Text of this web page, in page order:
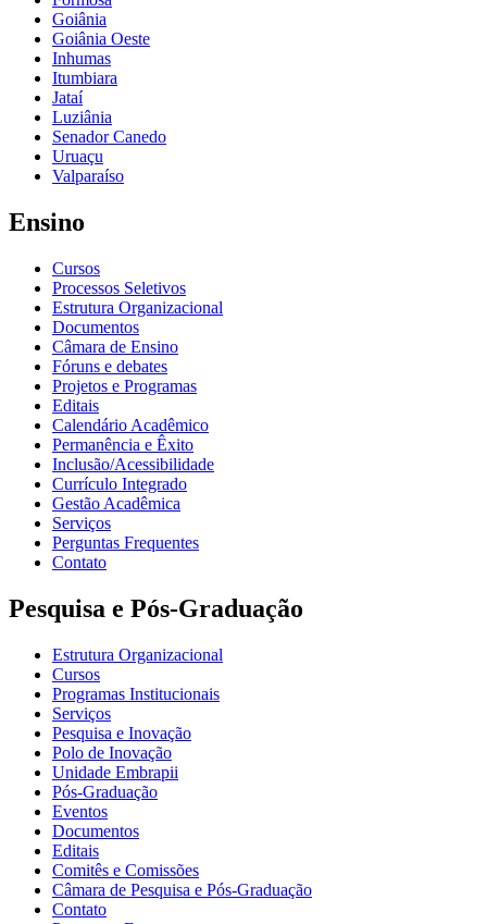
Goiânia
Goiânia Oeste
Inhumas
Itumbiara
Jataí
Luziânia
Senador Canedo
Uruaçu
Valparaíso
Ensino
Cursos
Processos Seletivos
Estrutura Organizacional
Documentos
Câmara de Ensino
Fóruns e debates
Projetos e Programas
Editais
Calendário Acadêmico
Permanência e Êxito
Inclusão/Acessibilidade
Currículo Integrado
Gestão Acadêmica
Serviços
Perguntas Frequentes
Contato
Pesquisa e Pós-Graduação
Estrutura Organizacional
Cursos
Programas Institucionais
Serviços
Pesquisa e Inovação
Polo de Inovação
Unidade Embrapii
Pós-Graduação
Eventos
Documentos
Editais
Comitês e Comissões
Câmara de Pesquisa e Pós-Graduação
Contato